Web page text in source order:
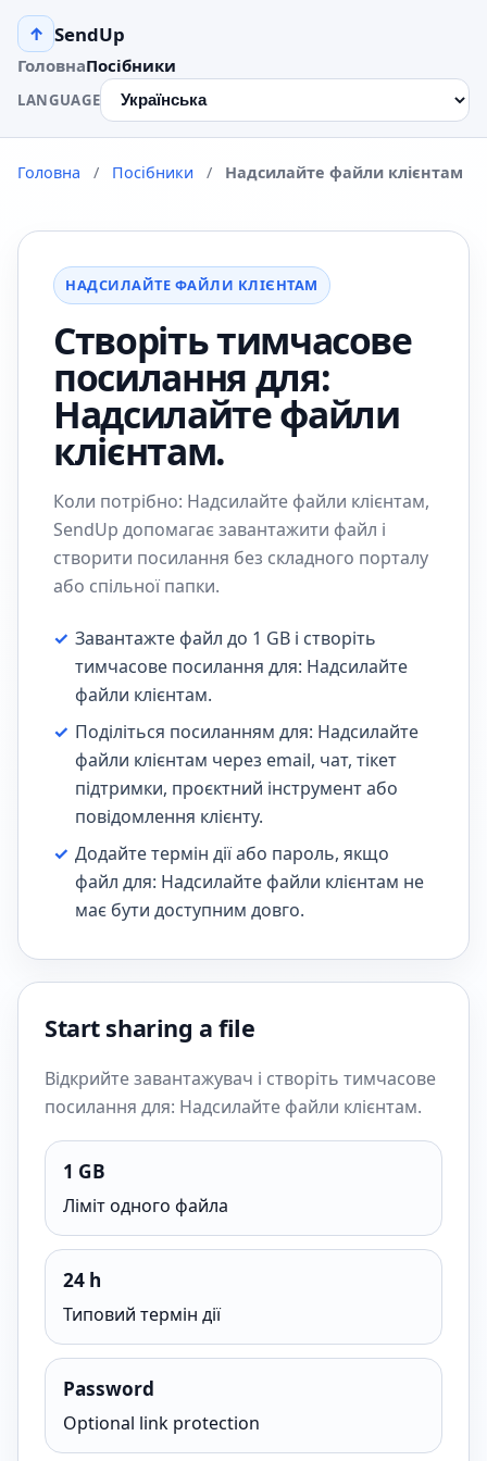
↑ SendUp
ГоловнаПосібники
LANGUAGE
Головна / Посібники / Надсилайте файли клієнтам
НАДСИЛАЙТЕ ФАЙЛИ КЛІЄНТАМ
Створіть тимчасове
посилання для:
Надсилайте файли
клієнтам.
Коли потрібно: Надсилайте файли клієнтам,
SendUp допомагає завантажити файл і
створити посилання без складного порталу
або спільної папки.
✓ Завантажте файл до 1 GB і створіть
тимчасове посилання для: Надсилайте
файли клієнтам.
✓ Поділіться посиланням для: Надсилайте
файли клієнтам через email, чат, тікет
підтримки, проєктний інструмент або
повідомлення клієнту.
✓ Додайте термін дії або пароль, якщо
файл для: Надсилайте файли клієнтам не
має бути доступним довго.
Start sharing a file
Відкрийте завантажувач і створіть тимчасове
посилання для: Надсилайте файли клієнтам.
1 GB
Ліміт одного файла
24 h
Типовий термін дії
Password
Optional link protection